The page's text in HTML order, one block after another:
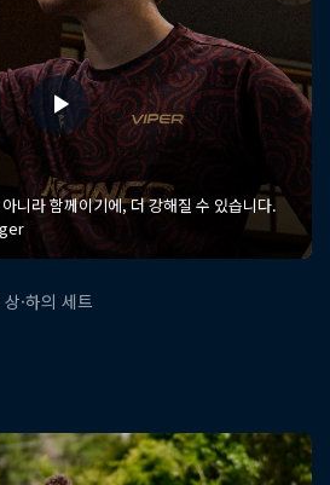
니라 함께이기에, 더 강해질 수 있습니다.
·하의 세트